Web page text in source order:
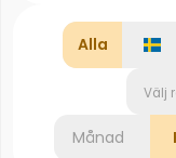
Alla
Välj
Månad